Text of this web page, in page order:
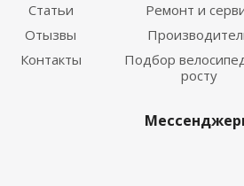
Статьи
Отызвы
Контакты
Ремонт и
Подбор
росту